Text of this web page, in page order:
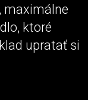
maximálne
ktoré
upratať si